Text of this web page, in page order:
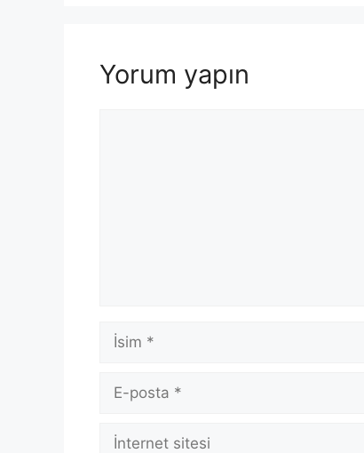
Yorum yapın
İsim
posta
İnternet